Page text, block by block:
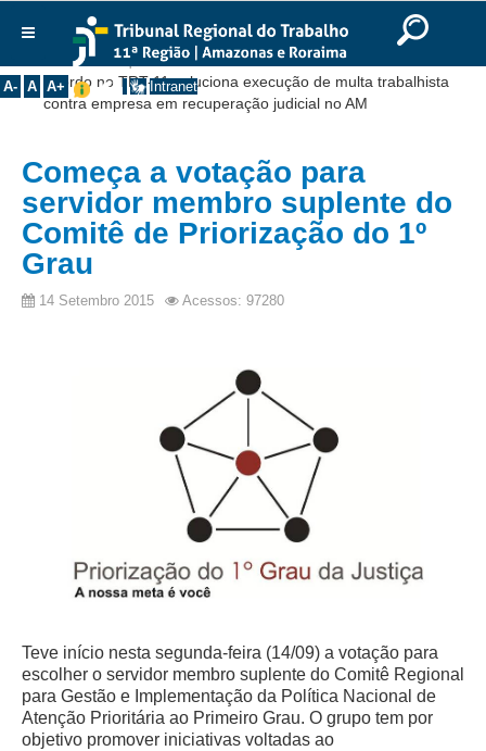
Ir para o rodapé
English
Português Español
A- A A+ Intranet
Institucional
Histórico
Corregedoria
Composição
Desembargadores
Juízes Roraima
Juízes Interior
Juízes Substitutos
Comitês
Comitê Gestor Regional do e-Gestão e de Tabelas
Processuais Unificadas
Comitê do Datajud
Comissão Regional de Pesquisa Judiciária e Ciência de
Você está aqui:Início >> Notícias >>
Acordo no TRT-11 soluciona execução de multa trabalhista
contra empresa em recuperação judicial no AM
Começa a votação para
servidor membro suplente do
Comitê de Priorização do 1º
Grau
14 Setembro 2015 Acessos: 97280
Teve início nesta segunda-feira (14/09) a votação para
escolher o servidor membro suplente do Comitê Regional
para Gestão e Implementação da Política Nacional de
Atenção Prioritária ao Primeiro Grau. O grupo tem por
objetivo promover iniciativas voltadas ao